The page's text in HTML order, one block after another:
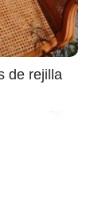
de rejilla